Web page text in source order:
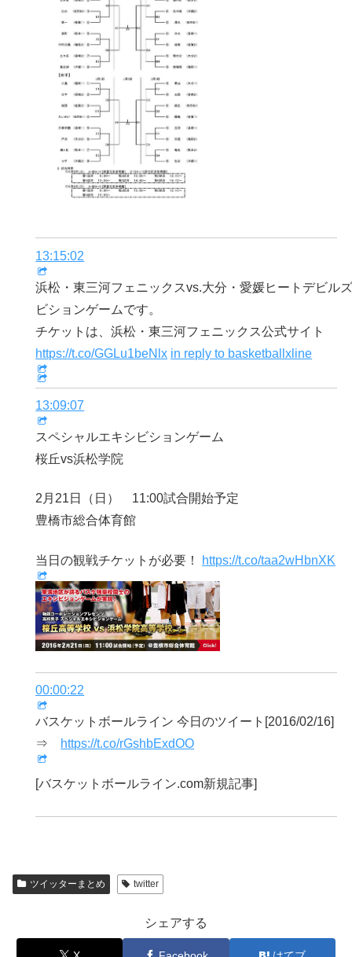
13:15:02
浜松・東三河フェニックスvs.大分・愛媛ヒートデビル
ビションゲームです。
チケットは、浜松・東三河フェニックス公式サイト
https://t.co/GGLu1beNlx in reply to basketballxline
13:09:07
スペシャルエキシビションゲーム
桜丘vs浜松学院
2月21日（日） 11:00試合開始予定
豊橋市総合体育館
当日の観戦チケットが必要！ https://t.co/taa2wHbnXK
00:00:22
バスケットボールライン 今日のツイート[2016/02/16]
⇒
https://t.co/rGshbExdOO
[バスケットボールライン.com新規記事]
ツイッターまとめ twitter
シェアする